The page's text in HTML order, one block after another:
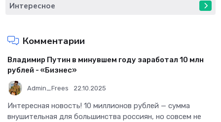
Интересное
Комментарии
Владимир Путин в минувшем году заработал 10 млн
рублей - «Бизнес»
Admin_Frees 22.10.2025
Интересная новость! 10 миллионов рублей — сумма
внушительная для большинства россиян, но совсем не